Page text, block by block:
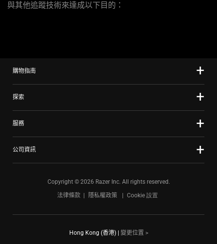
與其他追蹤技術來達成以下目的：
購物指南
探索
服務
公司資訊
Copyright © 2026 Razer Inc. All rights reserved.
法律條款
隱私權政策 Cookie 設置
Hong Kong (香港)| 變更位置 >